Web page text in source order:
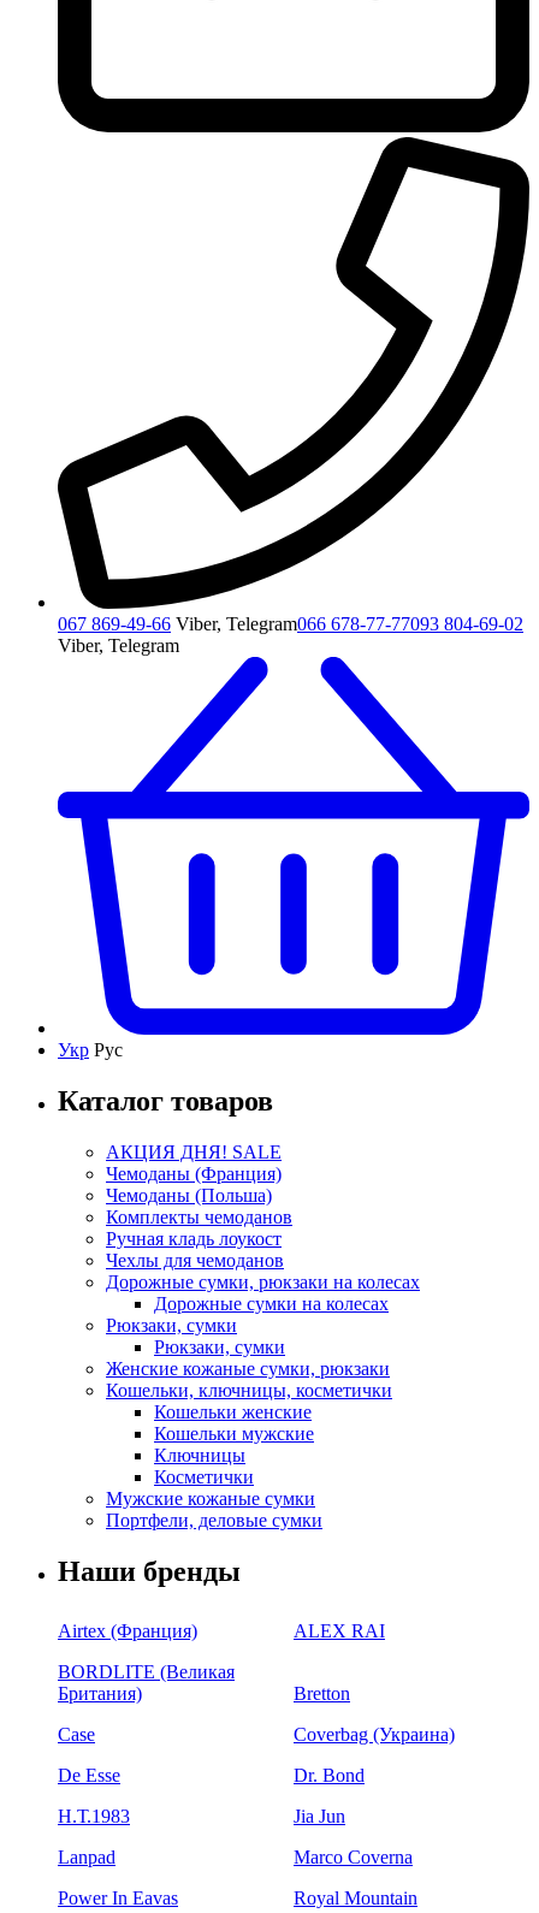
067 869-49-66 Viber, Telegram066 678-77-77093 804-69-02
Viber, Telegram
Укр Рус
Каталог товаров
АКЦИЯ ДНЯ! SALE
Чемоданы (Франция)
Чемоданы (Польша)
Комплекты чемоданов
Ручная кладь лоукост
Чехлы для чемоданов
Дорожные сумки, рюкзаки на колесах
Дорожные сумки на колесах
Рюкзаки, сумки
Рюкзаки, сумки
Женские кожаные сумки, рюкзаки
Кошельки, ключницы, косметички
Кошельки женские
Кошельки мужские
Ключницы
Косметички
Мужские кожаные сумки
Портфели, деловые сумки
Наши бренды
Airtex (Франция)
ALEX RAI
BORDLITE (Великая
Британия)
Bretton
Case
Coverbag (Украина)
De Esse
Dr. Bond
H.Т.1983
Jia Jun
Lanpad
Marco Coverna
Power In Eavas
Royal Mountain